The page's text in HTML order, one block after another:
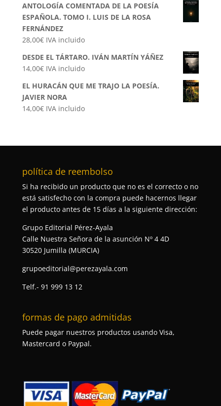
ANTOLOGÍA COMENTADA DE LA POESÍA
ESPAÑOLA. TOMO I. LUIS DE LA ROSA
FERNÁNDEZ
28,00€ IVA incluido
DESDE EL TÁRTARO. IVÁN MARTÍN YÁÑEZ
14,00€ IVA incluido
EL HURACÁN QUE ME TRAJO LA POESÍA.
JAVIER NORA
14,00€ IVA incluido
política de reembolso
Si ha recibido un producto que no es el correcto o no
está satisfecho con la compra puede hacernos llegar
el producto antes de 15 días a la siguiente dirección:
Grupo Editorial Pérez-Ayala
Calle Nuestra Señora de la asunción Nº 4 4D
30520 Jumilla (MURCIA)
grupoeditorial@perezayala.com
Telf.- 91 999 13 12
formas de pago admitidas
Puede pagar nuestros productos usando Visa,
Mastercard o Paypal.